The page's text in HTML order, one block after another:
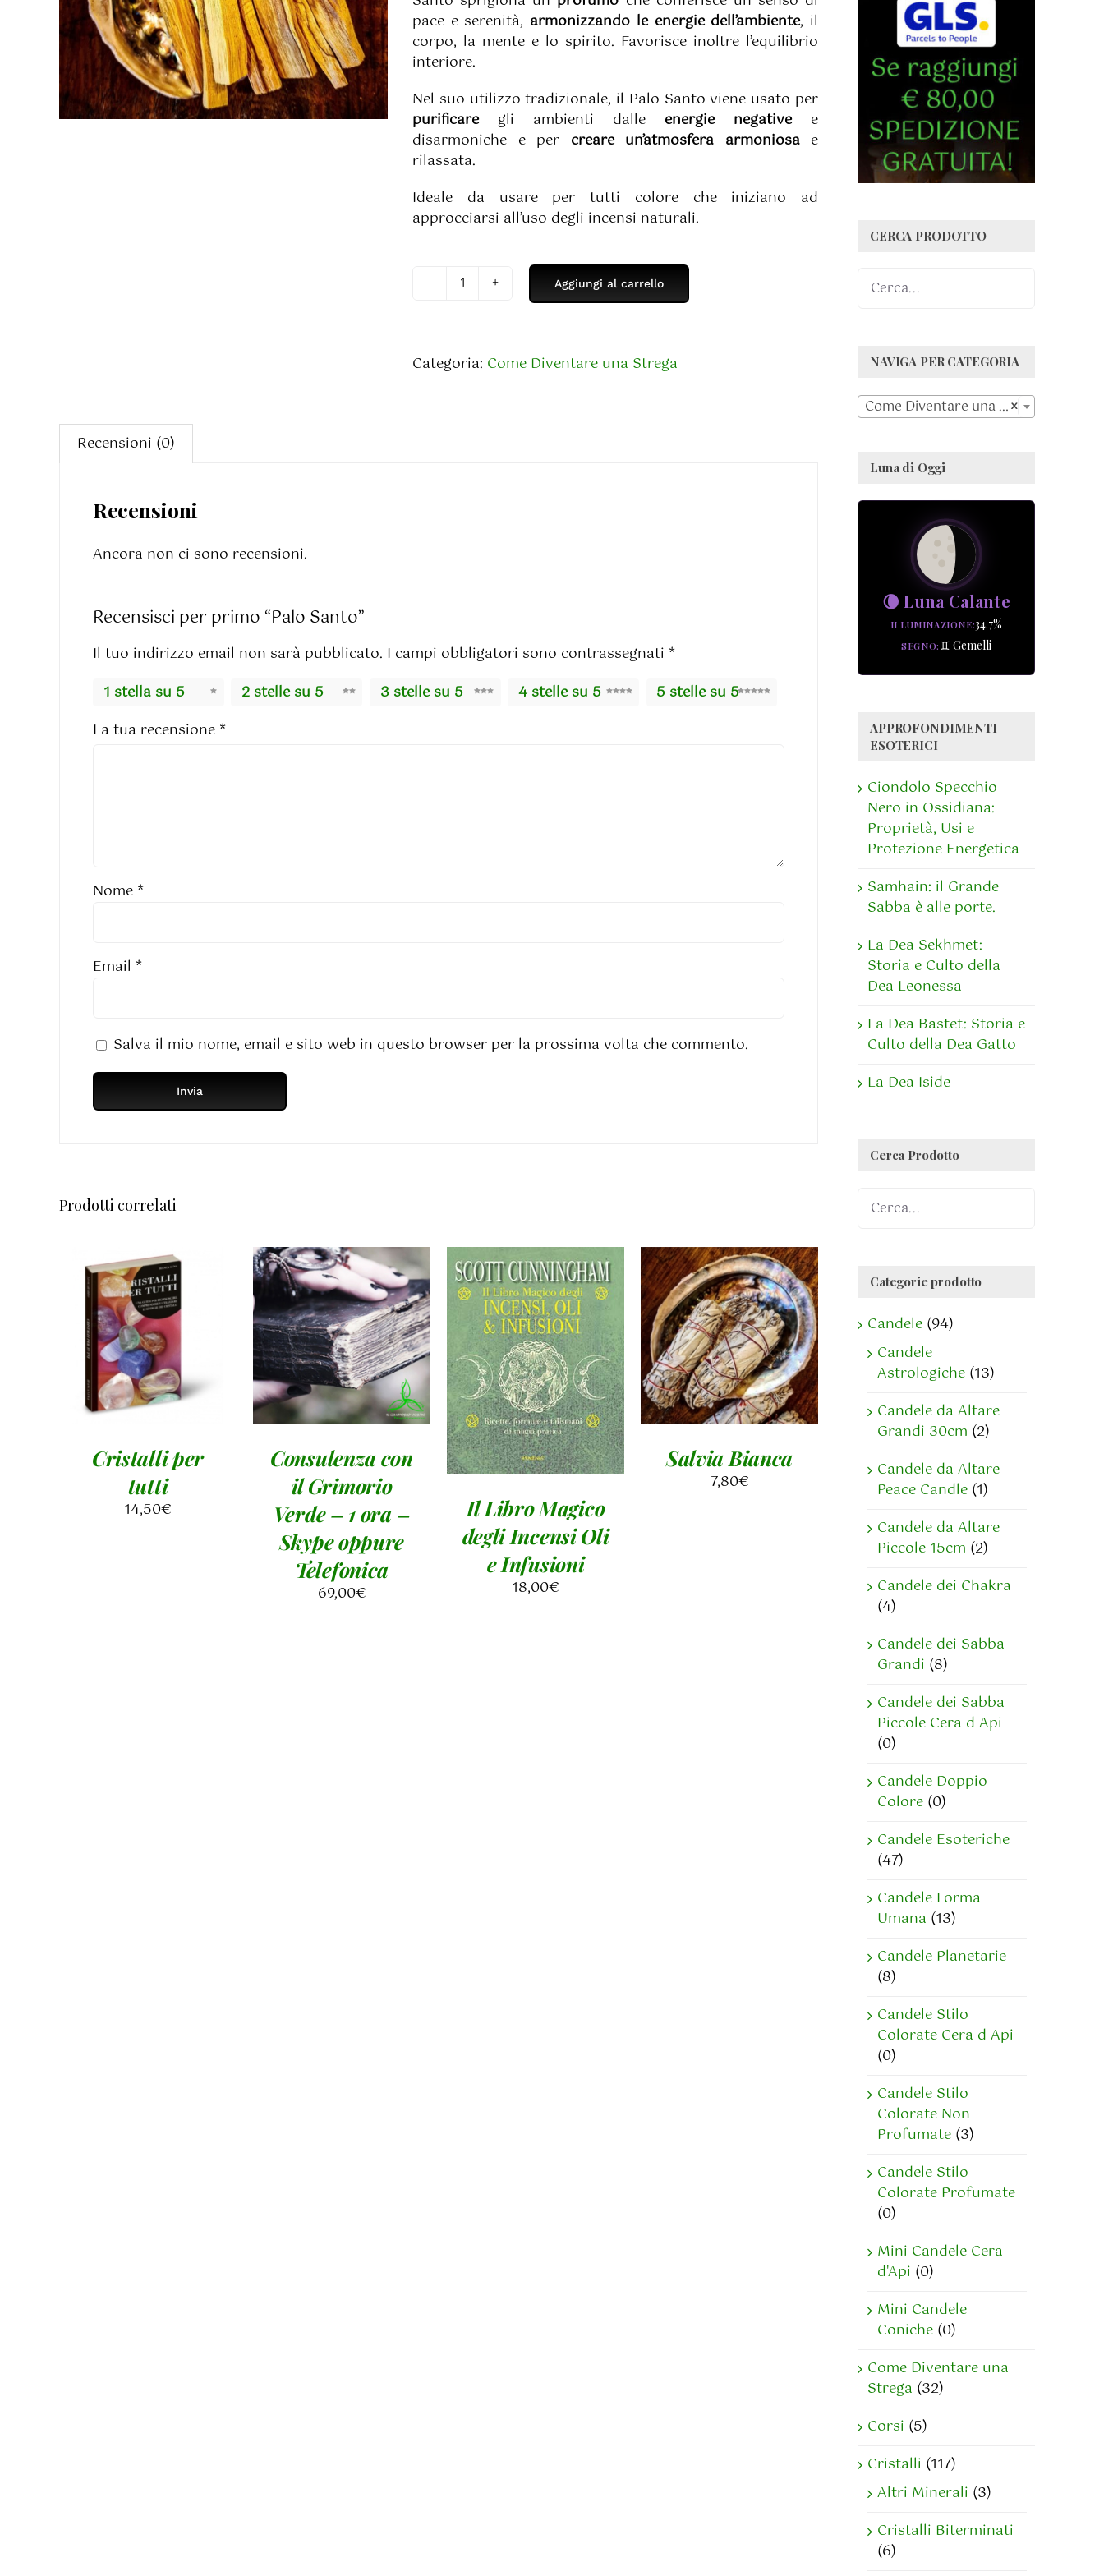
pace e serenità, armonizzando le energie dell’ambiente, il
corpo, la mente e lo spirito. Favorisce inoltre l’equilibrio
interiore.
Nel suo utilizzo tradizionale, il Palo Santo viene usato per
purificaregli ambienti dalle energie negativee
disarmoniche e per creare un’atmosfera armoniosae
rilassata.
Ideale da usare per tutti colore che iniziano ad
approcciarsi all’uso degli incensi naturali.
Palo
Aggiungi al carrello
Categoria: Come Diventare una Strega
Recensioni (0)
Recensioni
Ancora non ci sono recensioni.
Recensisci per primo “Palo Santo”
Il tuo indirizzo email non sarà pubblicato. I campi obbligatori sono contrassegnati *
1 stella su 5
2 stelle su 5 3 stelle su 5 4 stelle su 5
5 stelle su 5
La tua recensione *
Nome *
Email *
Salva il mio nome, email e sito web in questo browser per la prossima volta che commento.
Prodotti correlati
AGGIUNGI AL
CARRELLO
DETTAGLI
Cristalli per
tutti
14,50€
Valutato
5.00su 5
AGGIUNGI AL
CARRELLO
/
DETTAGLI
Consulenza con
il Grimorio
Verde – 1 ora –
Skype oppure
Telefonica
69,00€
AGGIUNGI AL
CARRELLO
/
DETTAGLI
Il Libro Magico
degli Incensi Oli
e Infusioni
18,00€
AGGIUNGI AL
CARRELLO
/
DETTAGLI
Salvia Bianca
7,80€
CERCA PRODOTTO
NAVIGA PER CATEGORIA
×
Come Diventare una Strega
Luna di Oggi
🌘 Luna Calante
ILLUMINAZIONE 34.7%
SEGNO ♊ Gemelli
APPROFONDIMENTI
ESOTERICI
Ciondolo Specchio
Nero in Ossidiana:
Proprietà, Usi e
Protezione Energetica
Samhain: il Grande
Sabba è alle porte.
La Dea Sekhmet:
Storia e Culto della
Dea Leonessa
La Dea Bastet: Storia e
Culto della Dea Gatto
La Dea Iside
Cerca Prodotto
Categorie prodotto
Candele (94)
Candele
Astrologiche (13)
Candele da Altare
Grandi 30cm (2)
Candele da Altare
Peace Candle (1)
Candele da Altare
Piccole 15cm (2)
Candele dei Chakra
(4)
Candele dei Sabba
Grandi (8)
Candele dei Sabba
Piccole Cera d Api
(0)
Candele Doppio
Colore (0)
Candele Esoteriche
(47)
Candele Forma
Umana (13)
Candele Planetarie
(8)
Candele Stilo
Colorate Cera d Api
(0)
Candele Stilo
Colorate Non
Profumate (3)
Candele Stilo
Colorate Profumate
(0)
Mini Candele Cera
d'Api (0)
Mini Candele
Coniche (0)
Come Diventare una
Strega (32)
Corsi (5)
Cristalli (117)
Altri Minerali (3)
Cristalli Biterminati
(6)